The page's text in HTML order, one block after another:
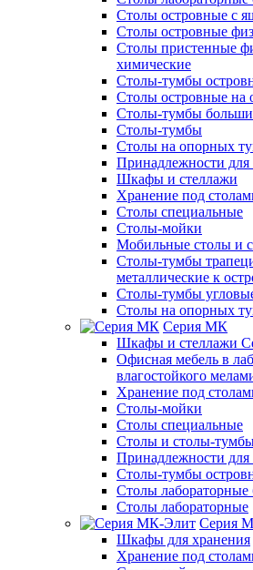
Столы островные с
Столы островные
Столы пристенные
химические
Столы-тумбы
Столы островные на
Столы-тумбы
Столы-тумбы
Столы на опорных
Принадлежности для
Шкафы и стеллажи
Хранение под
Столы специальные
Столы-мойки
Мобильные столы и
Столы-тумбы
металлические к
Столы-тумбы
Столы на опорных
Серия МК
Шкафы и стеллажи
Офисная мебель в
влагостойкого
Хранение под
Столы-мойки
Столы специальные
Столы и столы-
Принадлежности
Столы-тумбы
Столы лабораторные
Столы лабораторные
Серия
Шкафы для хранения
Хранение под